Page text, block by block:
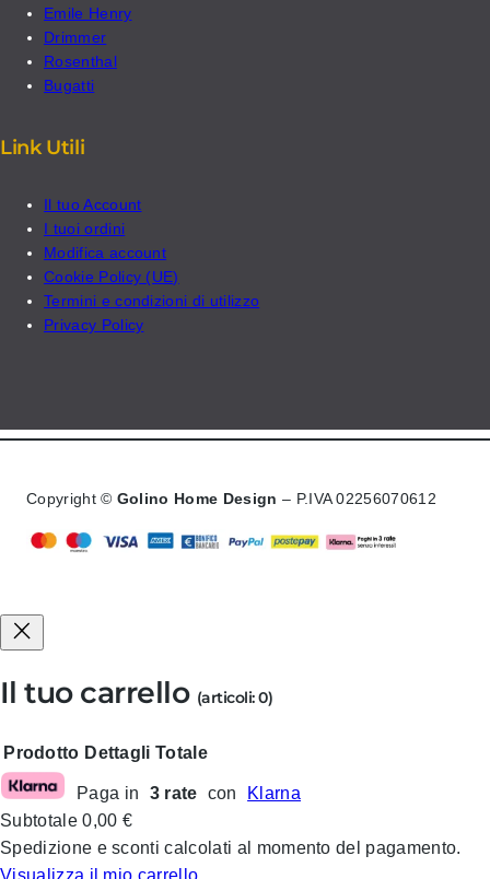
Emile Henry
Drimmer
Rosenthal
Bugatti
Link Utili
Il tuo Account
I tuoi ordini
Modifica account
Cookie Policy (UE)
Termini e condizioni di utilizzo
Privacy Policy
Copyright © Golino Home Design – P.IVA 02256070612
Il tuo carrello (articoli: 0)
Prodotti
nel
Prodotto Dettagli Totale
Paga in 3 rate con
Klarna
Subtotale0,00 €
Spedizione e sconti calcolati al momento del pagamento.
Visualizza il mio carrello